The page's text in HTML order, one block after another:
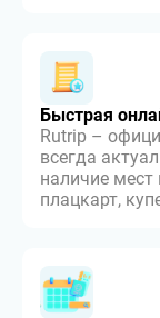
Быстрая
Rutrip –
всегда
наличие
плацкарт,